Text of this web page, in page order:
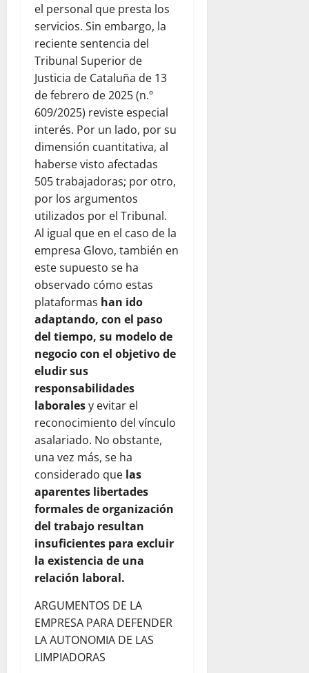
el personal que presta los
servicios. Sin embargo, la
reciente sentencia del
Tribunal Superior de
Justicia de Cataluña de 13
de febrero de 2025 (n.º
609/2025) reviste especial
interés. Por un lado, por su
dimensión cuantitativa, al
haberse visto afectadas
505 trabajadoras; por otro,
por los argumentos
utilizados por el Tribunal.
Al igual que en el caso de la
empresa Glovo, también en
este supuesto se ha
observado cómo estas
plataformas han ido
adaptando, con el paso
del tiempo, su modelo de
negocio con el objetivo de
eludir sus
responsabilidades
laboralesy evitar el
reconocimiento del vínculo
asalariado. No obstante,
una vez más, se ha
considerado que las
aparentes libertades
formales de organización
del trabajo resultan
insuficientes para excluir
la existencia de una
relación laboral.
ARGUMENTOS DE LA
EMPRESA PARA DEFENDER
LA AUTONOMIA DE LAS
LIMPIADORAS